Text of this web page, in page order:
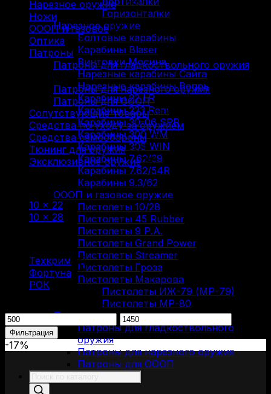
Горизонталки
Нарезное оружие
Болтовые карабины
Карабины Blaser
Винтовки Мосина
Нарезные карабины Сайга
Нарезные карабины Вепрь
Карабины 22 LR
Карабины 223 Rem
Карабины 30-06 SPR
Карабины 300 WM
Карабины 308 WIN
Карабины 7.62/39
Карабины 7.62/54R
Карабины 9.3/62
ОООП и газовое оружие
Пистолеты 10/28
Пистолеты 45 Rubber
Пистолеты 9 Р.А.
Пистолеты Grand Power
Пистолеты Streamer
Пистолеты Гроза
Пистолеты Макарова
Пистолеты ИЖ-79 (МР-79)
Пистолеты МР-80
Патроны
Патроны для гладкоствольного
оружия
Патроны для нарезного оружия
Патроны для ОООП
Поиск
товаров
Нарезное оружие (115)
Ножи
ОООП и газовое (71)
Оптика
(12)
Патроны (211)
Патроны для гладкоствольного оружия
Патроны для нарезного оружия
Патроны для ОООП (30)
Сопутствующие товары (13)
Средства по уходу за оружием
Средства самообороны (6)
Тюнинг для оружия (37)
Эксклюзивное оружие (6)
10 × 22
10 × 28
(6)
Техкрим (5)
Фортуна (1)
РОК
Фильтрация по цене
Минимальная
цена
Максимальная
цена
Фильтрация
-17%